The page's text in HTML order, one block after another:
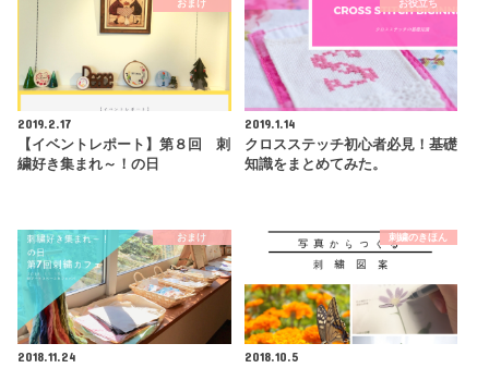
おまけ
2019.2.17
【イベントレポート】第８回 刺
繍好き集まれ～！の日
お役立ち
2019.1.14
クロスステッチ初心者必見！基礎
知識をまとめてみた。
おまけ
2018.11.24
刺繍のきほん
2018.10.5